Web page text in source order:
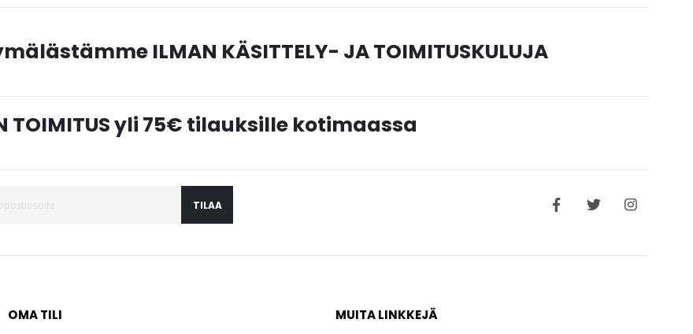
ILMAN KÄSITTELY- JA TOIMITUSKULUJA
TOIMITUS yli 75€ tilauksille kotimaassa
TILAA
OMA TILI MUITA LINKKEJÄ